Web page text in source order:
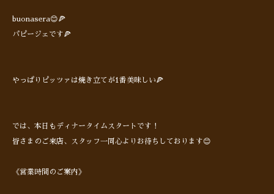
buonasera😊🍕
パピージェです🍕
やっぱりピッツァは焼き立てが1番美味しい🍕
では、本日もディナータイムスタートです！
皆さまのご来店、スタッフ一同心よりお待ちしております😊
《営業時間のご案内》